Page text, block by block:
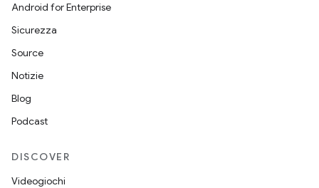
Android for Enterprise
Sicurezza
Source
Notizie
Blog
Podcast
DISCOVER
Videogiochi